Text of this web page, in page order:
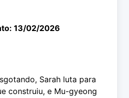
13/02/2026
Sarah luta para
construiu, e Mu-gyeong